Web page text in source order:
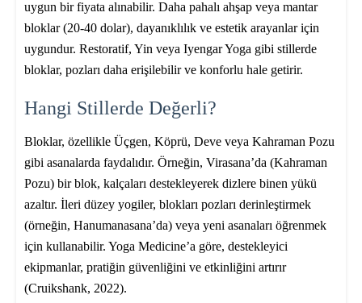
uygun bir fiyata alınabilir. Daha pahalı ahşap veya mantar
bloklar (20-40 dolar), dayanıklılık ve estetik arayanlar için
uygundur. Restoratif, Yin veya Iyengar Yoga gibi stillerde
bloklar, pozları daha erişilebilir ve konforlu hale getirir.
Hangi Stillerde Değerli?
Bloklar, özellikle Üçgen, Köprü, Deve veya Kahraman Pozu
gibi asanalarda faydalıdır. Örneğin, Virasana’da (Kahraman
Pozu) bir blok, kalçaları destekleyerek dizlere binen yükü
azaltır. İleri düzey yogiler, blokları pozları derinleştirmek
(örneğin, Hanumanasana’da) veya yeni asanaları öğrenmek
için kullanabilir. Yoga Medicine’a göre, destekleyici
ekipmanlar, pratiğin güvenliğini ve etkinliğini artırır
(Cruikshank, 2022).